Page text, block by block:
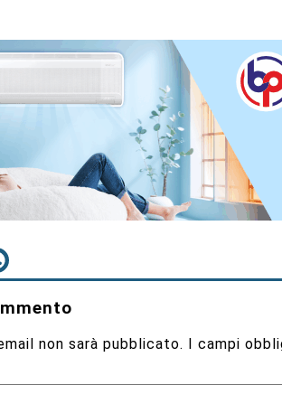
non sarà pubblicato. I campi